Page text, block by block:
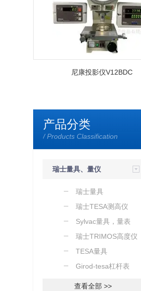
尼康投影仪V12BDC
产品分类
/ Products Classification
瑞士量具、量仪
瑞士量具
瑞士TESA测高仪
Sylvac量具，量表
瑞士TRIMOS高度仪
TESA量具
Girod-tesa杠杆表
查看全部 >>